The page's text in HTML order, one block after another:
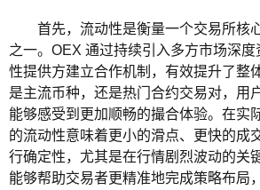
首先，流动性是衡量一个交易所核
之一。OEX 通过持续引入多方市场深
性提供方建立合作机制，有效提升了整
是主流币种，还是热门合约交易对，用
能够感受到更加顺畅的撮合体验。在实
的流动性意味着更小的滑点、更快的成
行确定性，尤其是在行情剧烈波动的关
能够帮助交易者更精准地完成策略布局